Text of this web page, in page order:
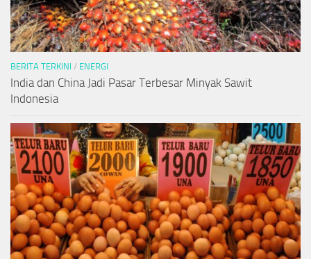
BERITA TERKINI / ENERGI
India dan China Jadi Pasar Terbesar Minyak Sawit
Indonesia